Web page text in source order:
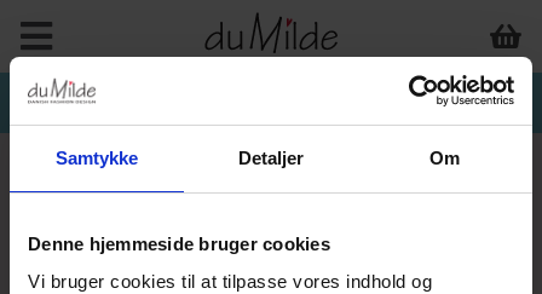
Samtykke Detaljer Om
Denne hjemmeside bruger cookies
Vi bruger cookies til at tilpasse vores indhold og